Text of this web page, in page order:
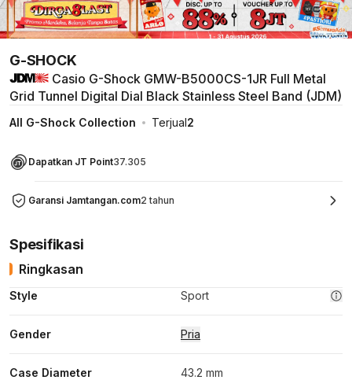
G-SHOCK
Casio G-Shock GMW-B5000CS-1JR Full Metal
Grid Tunnel Digital Dial Black Stainless Steel Band (JDM)
All G-Shock Collection Terjual2
Dapatkan JT Point37.305
Garansi Jamtangan.com2 tahun
Spesifikasi
Ringkasan
Style Sport
Gender Pria
Case Diameter 43.2 mm